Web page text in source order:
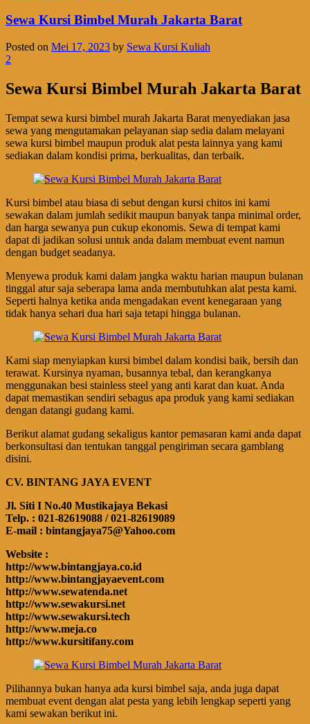
Sewa Kursi Bimbel Murah Jakarta Barat
Posted on Mei 17, 2023 by Sewa Kursi Kuliah
2
Sewa Kursi Bimbel Murah Jakarta Barat
Tempat sewa kursi bimbel murah Jakarta Barat menyediakan jasa
sewa yang mengutamakan pelayanan siap sedia dalam melayani
sewa kursi bimbel maupun produk alat pesta lainnya yang kami
sediakan dalam kondisi prima, berkualitas, dan terbaik.
Kursi bimbel atau biasa di sebut dengan kursi chitos ini kami
sewakan dalam jumlah sedikit maupun banyak tanpa minimal order,
dan harga sewanya pun cukup ekonomis. Sewa di tempat kami
dapat di jadikan solusi untuk anda dalam membuat event namun
dengan budget seadanya.
Menyewa produk kami dalam jangka waktu harian maupun bulanan
tinggal atur saja seberapa lama anda membutuhkan alat pesta kami.
Seperti halnya ketika anda mengadakan event kenegaraan yang
tidak hanya sehari dua hari saja tetapi hingga bulanan.
Kami siap menyiapkan kursi bimbel dalam kondisi baik, bersih dan
terawat. Kursinya nyaman, busannya tebal, dan kerangkanya
menggunakan besi stainless steel yang anti karat dan kuat. Anda
dapat memastikan sendiri sebagus apa produk yang kami sediakan
dengan datangi gudang kami.
Berikut alamat gudang sekaligus kantor pemasaran kami anda dapat
berkonsultasi dan tentukan tanggal pengiriman secara gamblang
disini.
CV. BINTANG JAYA EVENT
Jl. Siti I No.40 Mustikajaya Bekasi
Telp. : 021-82619088 / 021-82619089
E-mail : bintangjaya75@Yahoo.com
Website :
http://www.bintangjaya.co.id
http://www.bintangjayaevent.com
http://www.sewatenda.net
http://www.sewakursi.net
http://www.sewakursi.tech
http://www.meja.co
http://www.kursitifany.com
Pilihannya bukan hanya ada kursi bimbel saja, anda juga dapat
membuat event dengan alat pesta yang lebih lengkap seperti yang
kami sewakan berikut ini.